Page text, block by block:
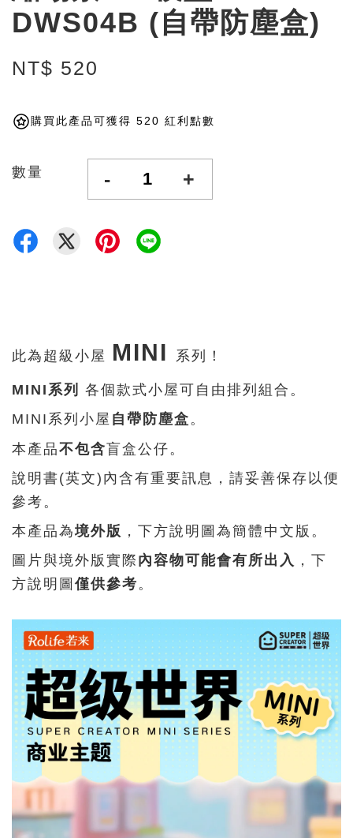
DWS04B (自帶防塵盒)
NT$ 520
購買此產品可獲得 520 紅利點數
數量 - +
此為超級小屋 MINI 系列！
MINI系列
各個款式小屋可自由排列組合。
MINI系列小屋 自帶防塵盒。
本產品不包含盲盒公仔。
說明書(英文)內含有重要訊息，請妥善保存以便
參考。
本產品為境外版 ，下方說明圖為簡體中文版。
圖片與境外版實際 內容物可能會有所出入 ，下
方說明圖 僅供參考。